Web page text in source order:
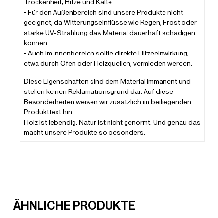
Trockenheit, Hitze und Kälte.
• Für den Außenbereich sind unsere Produkte nicht
geeignet, da Witterungseinflüsse wie Regen, Frost oder
starke UV-Strahlung das Material dauerhaft schädigen
können.
• Auch im Innenbereich sollte direkte Hitzeeinwirkung,
etwa durch Öfen oder Heizquellen, vermieden werden.
Diese Eigenschaften sind dem Material immanent und
stellen keinen Reklamationsgrund dar. Auf diese
Besonderheiten weisen wir zusätzlich im beiliegenden
Produkttext hin.
Holz ist lebendig. Natur ist nicht genormt. Und genau das
macht unsere Produkte so besonders.
ÄHNLICHE PRODUKTE